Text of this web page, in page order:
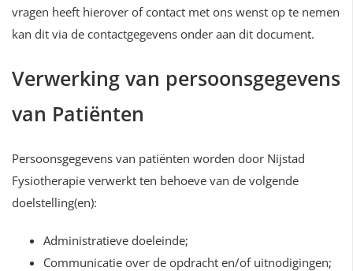
vragen heeft hierover of contact met ons wenst op te nemen
kan dit via de contactgegevens onder aan dit document.
Verwerking van persoonsgegevens
van Patiënten
Persoonsgegevens van patiënten worden door Nijstad
Fysiotherapie verwerkt ten behoeve van de volgende
doelstelling(en):
Administratieve doeleinde;
Communicatie over de opdracht en/of uitnodigingen;